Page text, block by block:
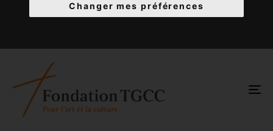
Changer mes préférences